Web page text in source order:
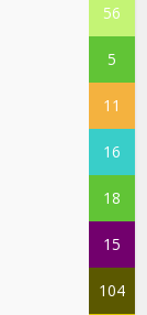
56
5
11
16
18
15
104